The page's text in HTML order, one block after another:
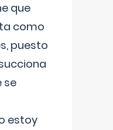
que
como
puesto
se
estoy